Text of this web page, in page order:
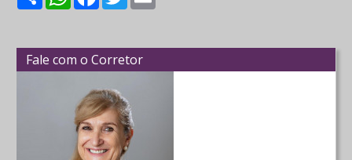
Fale com o Corretor